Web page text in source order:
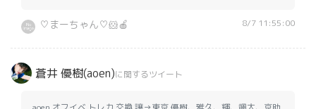
♡まーちゃん♡🐹🍎 8/7 11:55:00
蒼井 優樹(aoen)に関するツイート